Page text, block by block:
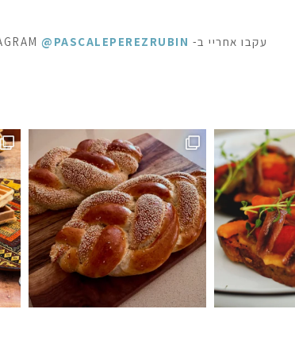
עקבו אחריי ב- INSTAGRAM @PASCALEPEREZRUBIN
#חלהלשבת #
מתוקה - ופל בלגי, בלינצ׳ס ובראוניז שוקולד: ק
לפעמים כל מילה